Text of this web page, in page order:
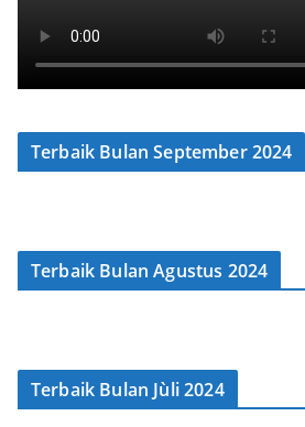
Terbaik Bulan September 2024
Terbaik Bulan Agustus 2024
Terbaik Bulan Jùli 2024